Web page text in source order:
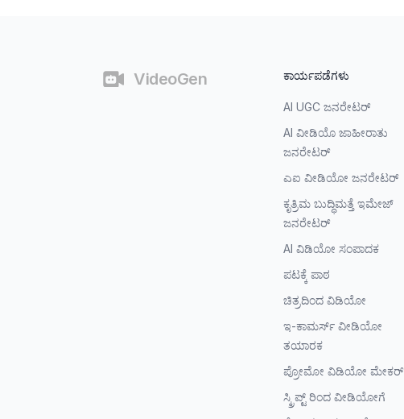
VideoGen ಕಾರ್ಯಪಡೆಗಳು
AI UGC ಜನರೇಟರ್
AI ವೀಡಿಯೊ ಜಾಹೀರಾತು
ಜನರೇಟರ್
ಎಐ ವೀಡಿಯೋ ಜನರೇಟರ್
ಕೃತ್ರಿಮ ಬುದ್ಧಿಮತ್ತೆ ಇಮೇಜ್
ಜನರೇಟರ್
AI ವಿಡಿಯೋ ಸಂಪಾದಕ
ಪಟಕ್ಕೆ ಪಾಠ
ಚಿತ್ರದಿಂದ ವಿಡಿಯೋ
ಇ-ಕಾಮರ್ಸ್ ವೀಡಿಯೋ
ತಯಾರಕ
ಪ್ರೋಮೋ ವಿಡಿಯೋ ಮೇಕರ್
ಸ್ಕ್ರಿಪ್ಟ್ ರಿಂದ ವೀಡಿಯೋಗೆ